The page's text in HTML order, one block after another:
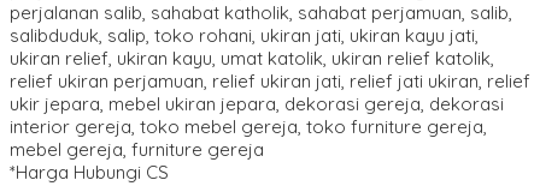
*Harga Hubungi CS